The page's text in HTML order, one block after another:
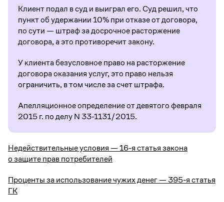
Клиент подал в суд и выиграл его. Суд решил, что
пункт об удержании 10% при отказе от договора,
по сути — штраф за досрочное расторжение
договора, а это противоречит закону.
У клиента безусловное право на расторжение
договора оказания услуг, это право нельзя
ограничить, в том числе за счет штрафа.
Апелляционное определение от девятого февраля
2015 г. по делу N 33-1131/2015.
Недействительные условия — 16-я статья закона
о защите прав потребителей
Проценты за использование чужих денег — 395-я статья
ГК